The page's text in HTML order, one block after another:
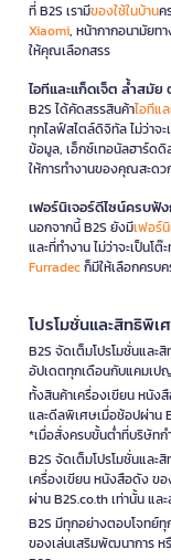
ที่ B2S เรามีของใช้ในบ้านค
Xiaomi, หน้ากากอนามัยท
ให้คุณเลือกสรร
ไอทีและแก็ดเจ็ต ล้ำสมั
B2S ได้คัดสรรสินค้าไอทีแ
ทุกไลฟ์สไตล์ดิจิทัล ไม่ว่าจะ
ข้อมูล, เอ็กซ์เทอนัลฮาร์ดดิ
ให้การทำงานของคุณสะด
เฟอร์นิเจอร์ดีไซน์ครบฟั
นอกจากนี้ B2S ยังมีเฟอร์
และที่ทำงาน ไม่ว่าจะเป็นโ
Furradecก็มีให้เลือกครบ
โปรโมชั่นและสิทธิพิเ
B2S จัดเต็มโปรโมชั่นและ
อัปเดตทุกเดือนกับแคมเป
ทั้งสินค้าเครื่องเขียน หนัง
และดีลพิเศษเมื่อช้อปผ่าน
*เมื่อสั่งครบขั้นต่ำที่บริษัทก
B2S จัดเต็มโปรโมชั่นและ
เครื่องเขียน หนังสือดัง ข
ผ่าน B2S.co.th เท่านั้น แ
B2S มีทุกอย่างตอบโจทย์ทุ
ของเล่นเสริมพัฒนาการ ห